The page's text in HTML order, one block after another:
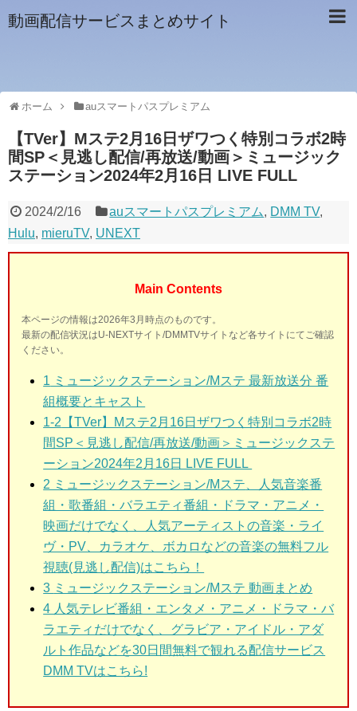
動画配信サービスまとめサイト
ホーム auスマートパスプレミアム
【TVer】Mステ2月16日ザワつく特別コラボ2時
間SP＜見逃し配信/再放送/動画＞ミュージック
ステーション2024年2月16日 LIVE FULL
2024/2/16 auスマートパスプレミアム, DMM TV,
Hulu, mieruTV, UNEXT
Main Contents
本ページの情報は2026年3月時点のものです。
最新の配信状況はU-NEXTサイト/DMMTVサイトなど各サイトにてご確認
ください。
1 ミュージックステーション/Mステ 最新放送分 番
組概要とキャスト
1-2 【TVer】Mステ2月16日ザワつく特別コラボ2時
間SP＜見逃し配信/再放送/動画＞ミュージックステ
ーション2024年2月16日 LIVE FULL
2 ミュージックステーション/Mステ 、人気音楽番
組・歌番組・バラエティ番組・ドラマ・アニメ・
映画だけでなく、人気アーティストの音楽・ライ
ヴ・PV、カラオケ、ボカロなどの音楽の無料フル
視聴(見逃し配信)はこちら！
3 ミュージックステーション/Mステ 動画まとめ
4 人気テレビ番組・エンタメ・アニメ・ドラマ・バ
ラエティだけでなく、グラビア・アイドル・アダ
ルト作品などを30日間無料で観れる配信サービス
DMM TVはこちら!